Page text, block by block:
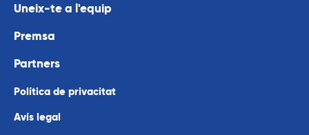
Uneix-te a l'equip
Premsa
Partners
Política de privacitat
Avís legal